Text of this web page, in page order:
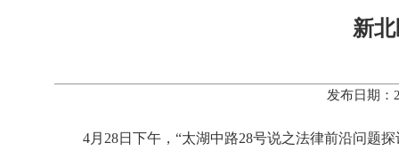
新
发布日期：
4月28日下午，“太湖中路28号说之法律前沿问题